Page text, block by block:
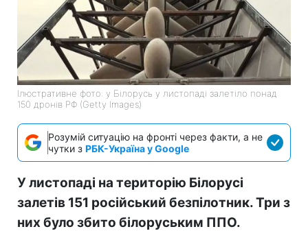
Ілюстративне фото: у Білорусь у листопаді залетіло понад
150 дронів РФ (Getty Images)
Розумій ситуацію на фронті через факти, а не
чутки з РБК-Україна у Google
У листопаді на територію Білорусі
залетів 151 російський безпілотник. Три з
них було збито білоруським ППО.